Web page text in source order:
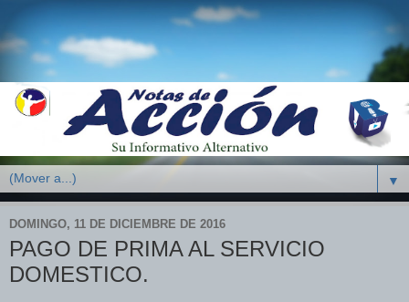
▼
DOMINGO, 11 DE DICIEMBRE DE 2016
PAGO DE PRIMA AL SERVICIO
DOMESTICO.